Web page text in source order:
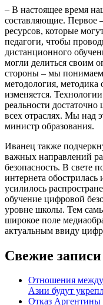
– В настоящее время
составляющие. Первое
ресурсов, которые
педагоги, чтобы
дистанционного
могли делиться своим
стороны – мы
методология, методика
изменяется.
реальности
всех отраслях. Мы над
министр образования.
Иванец также
важных направлений
безопасность. В свете
интернета
усилилось
обучение цифровой
уровне школы. Тем
широкое поле
актуальным ввиду
Свежие записи
Отношения между
Азии будут
Отказ